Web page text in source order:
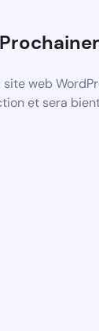
site web
et sera